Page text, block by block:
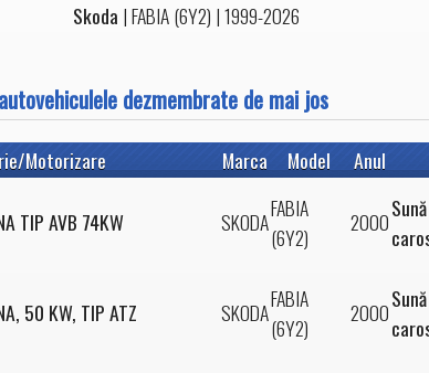
Skoda |FABIA (6Y2) | 1999-2026
dezmembrate de mai jos
Motorizare Marca Model Anul
TIP AVB 74KW SKODAFABIA
(6Y2)
2000
50 KW, TIP ATZ SKODAFABIA
(6Y2)
2000